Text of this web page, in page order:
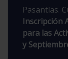
Pasantías.
Inscripción
para las
y